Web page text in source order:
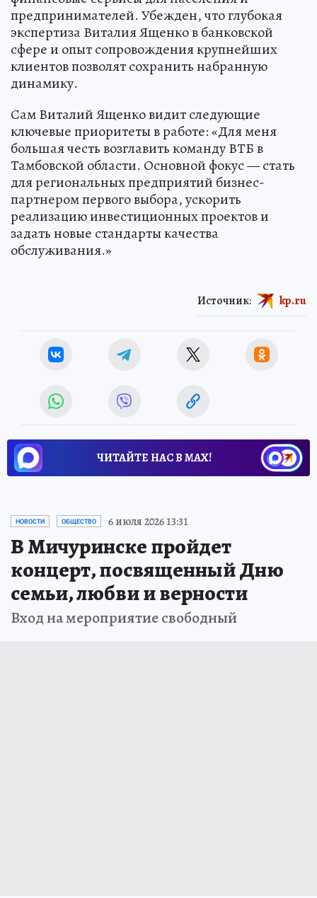
предпринимателей. Убежден, что глубокая
экспертиза Виталия Ященко в банковской
сфере и опыт сопровождения крупнейших
клиентов позволят сохранить набранную
динамику.
Сам Виталий Ященко видит следующие
ключевые приоритеты в работе: «Для меня
большая честь возглавить команду ВТБ в
Тамбовской области. Основной фокус — стать
для региональных предприятий бизнес-
партнером первого выбора, ускорить
реализацию инвестиционных проектов и
задать новые стандарты качества
обслуживания.»
Источник: kp.ru
ЧИТАЙТЕ НАС В МАХ!
НОВОСТИ ОБЩЕСТВО 6 июля 2026 13:31
В Мичуринске пройдет
концерт, посвященный Дню
семьи, любви и верности
Вход на мероприятие свободный